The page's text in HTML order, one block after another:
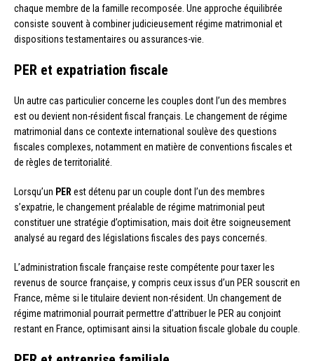
chaque membre de la famille recomposée. Une approche équilibrée
consiste souvent à combiner judicieusement régime matrimonial et
dispositions testamentaires ou assurances-vie.
PER et expatriation fiscale
Un autre cas particulier concerne les couples dont l’un des membres
est ou devient non-résident fiscal français. Le changement de régime
matrimonial dans ce contexte international soulève des questions
fiscales complexes, notamment en matière de conventions fiscales et
de règles de territorialité.
Lorsqu’un PERest détenu par un couple dont l’un des membres
s’expatrie, le changement préalable de régime matrimonial peut
constituer une stratégie d’optimisation, mais doit être soigneusement
analysé au regard des législations fiscales des pays concernés.
L’administration fiscale française reste compétente pour taxer les
revenus de source française, y compris ceux issus d’un PER souscrit en
France, même si le titulaire devient non-résident. Un changement de
régime matrimonial pourrait permettre d’attribuer le PER au conjoint
restant en France, optimisant ainsi la situation fiscale globale du couple.